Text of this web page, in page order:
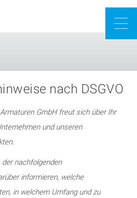
nach DSGVO
GmbH freut sich über Ihr
und unseren
nachfolgenden
informieren, welche
in welchem Umfang und zu